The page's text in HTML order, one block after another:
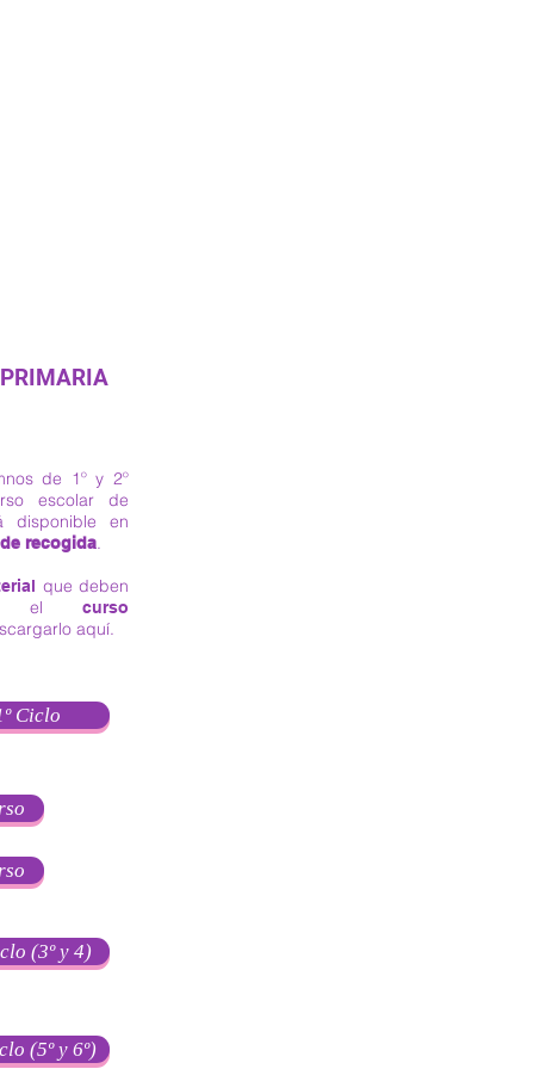
de 1º y 2º
escolar de
disponible en
recogida.
que deben
el curso
aquí.
Ciclo
(3º y 4)
(5º y 6º)